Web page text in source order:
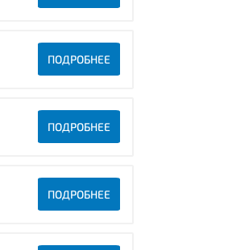
ПОДРОБНЕЕ
ПОДРОБНЕЕ
ПОДРОБНЕЕ